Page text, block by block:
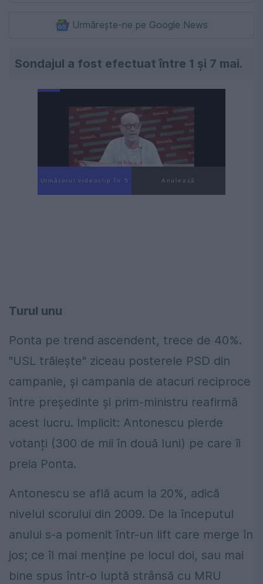
Urmărește-ne pe Google News
Sondajul a fost efectuat între 1 și 7 mai.
Următorul videoclip în 4 Anulează
Turul unu
Ponta pe trend ascendent, trece de 40%.
"USL trăiește" ziceau posterele PSD din
campanie, și campania de atacuri reciproce
între președinte și prim-ministru reafirmă
acest lucru. Implicit: Antonescu pierde
votanți (300 de mii în două luni) pe care îi
preia Ponta.
Antonescu se află acum la 20%, adică
nivelul scorului din 2009. De la începutul
anului s-a pomenit într-un lift care merge în
jos; ce îl mai menține pe locul doi, sau mai
bine spus într-o luptă strânsă cu MRU